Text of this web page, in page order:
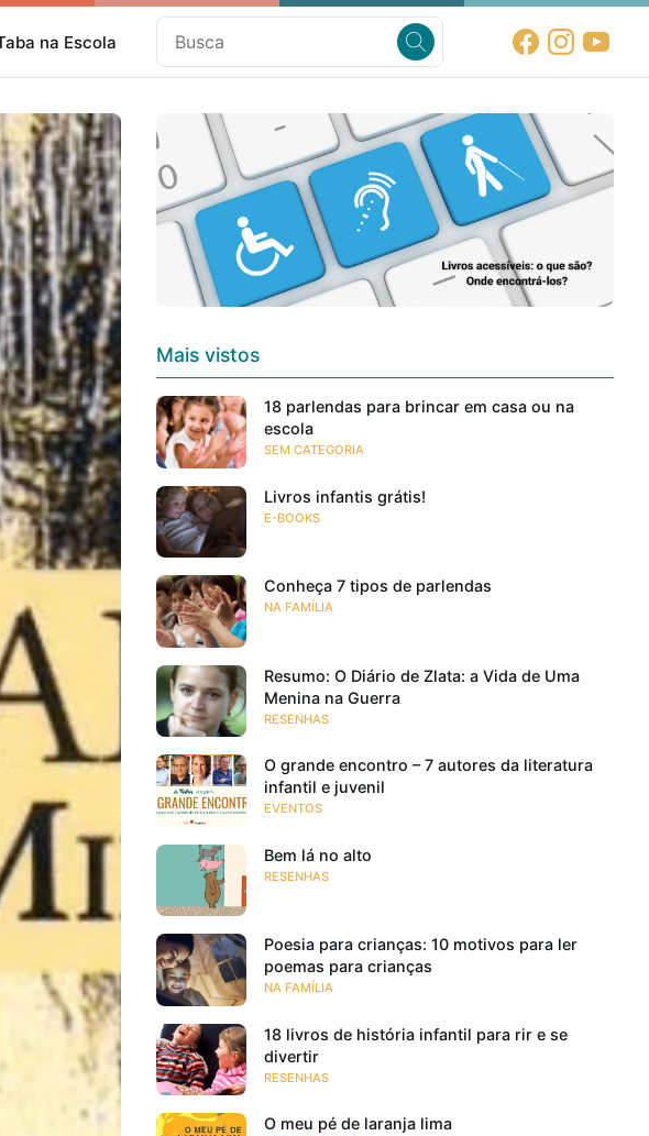
na Escola
Mais vistos
18 parlendas para brincar em casa ou na
escola
SEM CATEGORIA
Livros infantis grátis!
E-BOOKS
Conheça 7 tipos de parlendas
NA FAMÍLIA
Resumo: O Diário de Zlata: a Vida de Uma
Menina na Guerra
RESENHAS
O grande encontro – 7 autores da literatura
infantil e juvenil
EVENTOS
Bem lá no alto
RESENHAS
Poesia para crianças: 10 motivos para ler
poemas para crianças
NA FAMÍLIA
18 livros de história infantil para rir e se
divertir
RESENHAS
O meu pé de laranja lima